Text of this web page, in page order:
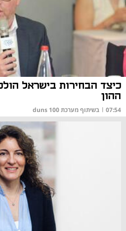
כיצד הבחירות בישראל
ההון
07:54
| בשיתוף מערכת duns 100